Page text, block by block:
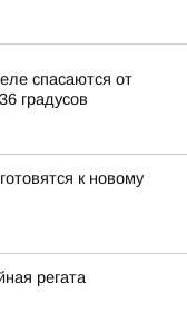
спасаются от
градусов
к новому
регата